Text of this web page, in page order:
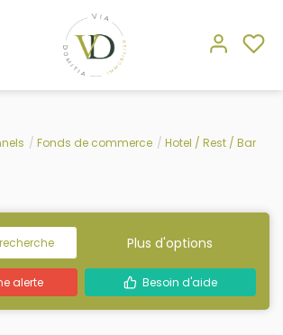
le groupement
Fonds de commerce Hotel / Rest / Bar
Plus d'options
alerte Besoin d'aide